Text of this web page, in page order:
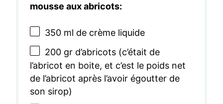
mousse aux abricots:
350ml de crème liquide
200gr d’abricots (c’était de
l’abricot en boite, et c’est le poids net
de l’abricot après l’avoir égoutter de
son sirop)